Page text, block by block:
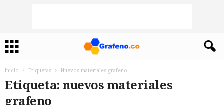
Inicio Etiquetas Nuevos materiales grafeno
Etiqueta: nuevos materiales
grafeno